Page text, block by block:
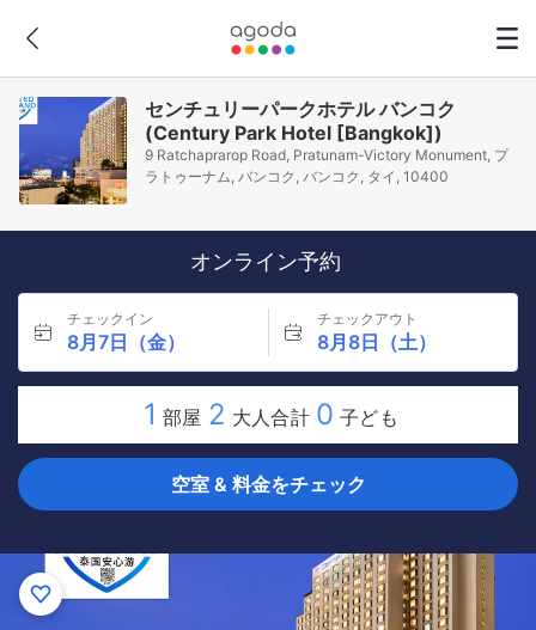
センチュリーパークホテル バンコク
(Century Park Hotel [Bangkok])
9 Ratchaprarop Road, Pratunam-Victory Monument, プ
ラトゥーナム, バンコク, バンコク, タイ, 10400
オンライン予約
チェックイン
8月7日（金）
チェックアウト
8月8日（土）
1 部屋 2 大人合計 0 子ども
空室 & 料金をチェック